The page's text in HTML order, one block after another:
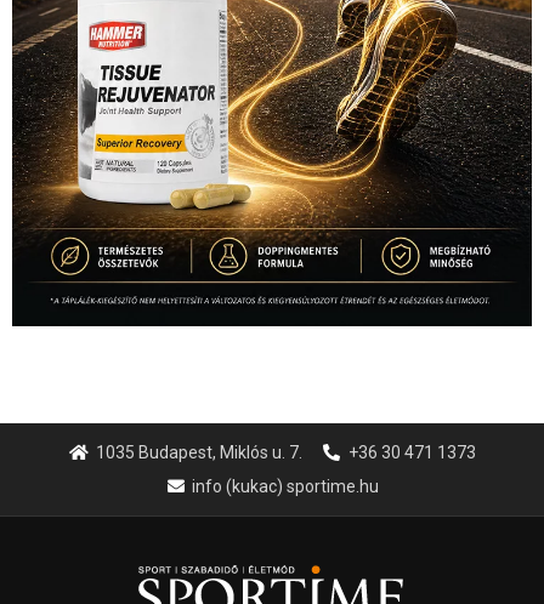
1035 Budapest, Miklós u. 7.
+36 30 471 1373
info (kukac) sportime.hu